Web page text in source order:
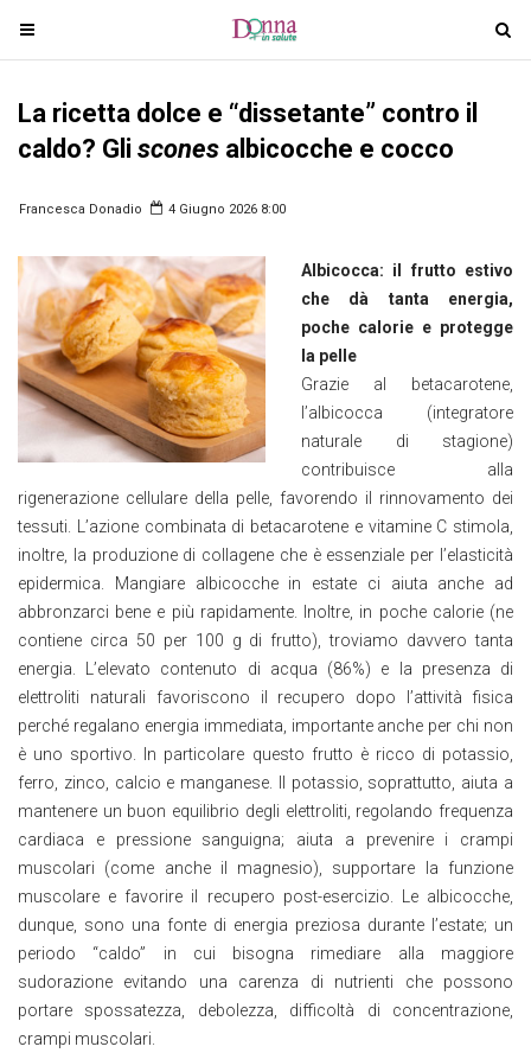
T
o
l
v
i
g
t
i
n
T
o
a
La ricetta dolce e “dissetante” contro il
caldo? Gli scones albicocche e cocco
Francesca Donadio 4 Giugno 2026 8:00
Albicocca: il frutto estivo
che dà tanta energia,
poche calorie e protegge
la pelle
Grazie al betacarotene,
l’albicocca (integratore
naturale di stagione)
contribuisce alla
rigenerazione cellulare della pelle, favorendo il rinnovamento dei
tessuti. L’azione combinata di betacarotene e vitamine C stimola,
inoltre, la produzione di collagene che è essenziale per l’elasticità
epidermica. Mangiare albicocche in estate ci aiuta anche ad
abbronzarci bene e più rapidamente. Inoltre, in poche calorie (ne
contiene circa 50 per 100 g di frutto), troviamo davvero tanta
energia. L’elevato contenuto di acqua (86%) e la presenza di
elettroliti naturali favoriscono il recupero dopo l’attività fisica
perché regalano energia immediata, importante anche per chi non
è uno sportivo. In particolare questo frutto è ricco di potassio,
ferro, zinco, calcio e manganese. Il potassio, soprattutto, aiuta a
mantenere un buon equilibrio degli elettroliti, regolando frequenza
cardiaca e pressione sanguigna; aiuta a prevenire i crampi
muscolari (come anche il magnesio), supportare la funzione
muscolare e favorire il recupero post-esercizio. Le albicocche,
dunque, sono una fonte di energia preziosa durante l’estate; un
periodo “caldo” in cui bisogna rimediare alla maggiore
sudorazione evitando una carenza di nutrienti che possono
portare spossatezza, debolezza, difficoltà di concentrazione,
crampi muscolari.